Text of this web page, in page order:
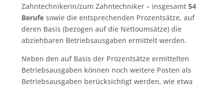
Zahntechnikerin/zum Zahntechniker – insgesamt 54
Berufesowie die entsprechenden Prozentsätze, auf
deren Basis (bezogen auf die Nettoumsätze) die
abziehbaren Betriebsausgaben ermittelt werden.
Neben den auf Basis der Prozentsätze ermittelten
Betriebsausgaben können noch weitere Posten als
Betriebsausgaben berücksichtigt werden, wie etwa